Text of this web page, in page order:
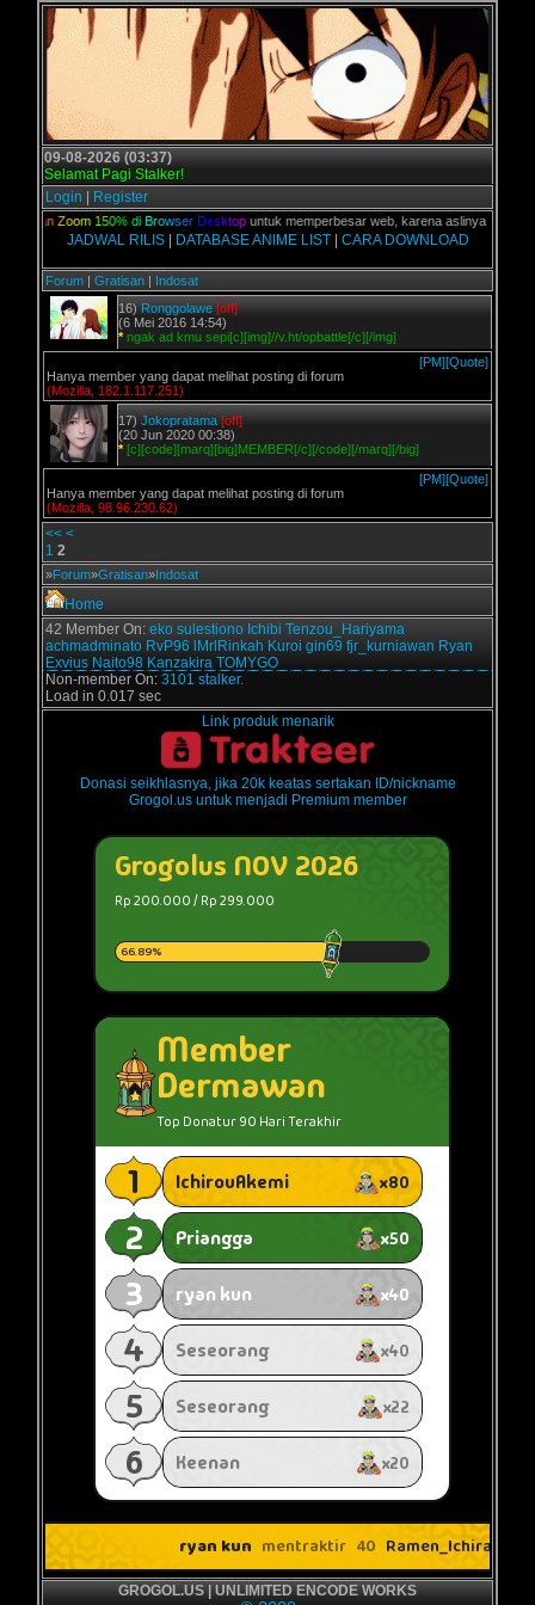
09-08-2026 (03:37)
Selamat Pagi Stalker!
Login
Register
Z oom 150% di Browser D esktopuntuk memperbesar web, karena aslinya web ini
JADWAL RILIS| DATABASE ANIME LIST| CARA DOWNLOAD
Forum | Gratisan | Indosat
16) Ronggolawe [off]
(6 Mei 2016 14:54)
* ngak ad kmu sepi[c][img]//v.ht/opbattle[/c][/img]
[PM][Quote]
Hanya member yang dapat melihat posting di forum
(Mozilla, 182.1.117.251)
17) Jokopratama [off]
(20 Jun 2020 00:38)
* [c][code][marq][big]MEMBER[/c][/code][/marq][/big]
[PM][Quote]
Hanya member yang dapat melihat posting di forum
(Mozilla, 98.96.230.62)
<< <
1 2
»Forum»Gratisan»Indosat
Home
42 Member On: eko sulestiono Ichibi Tenzou_Hariyama
achmadminato RvP96 lMrlRinkah Kuroi gin69 fjr_kurniawan Ryan
Exvius Naito98 Kanzakira TOMYGO
Non-member On: 3101 stalker.
Load in 0.017 sec
Link produk menarik
Donasi seikhlasnya, jika 20k keatas sertakan ID/nickname
Grogol.us untuk menjadi Premium member
GROGOL.US | UNLIMITED ENCODE WORKS